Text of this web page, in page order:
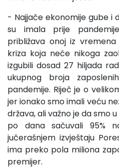
- Najjače ekonomije gube i
su imala prije
približava onoj iz
kriza koja neće nikoga
izgubili dosad 27 hiljada
ukupnog broja
pandemije. Riječ je o
jer ionako smo imali veću
država, ali važno je da smo
po dana sačuvali 95%
jučerašnjem izvještaju
ima preko pola miliona
premijer.